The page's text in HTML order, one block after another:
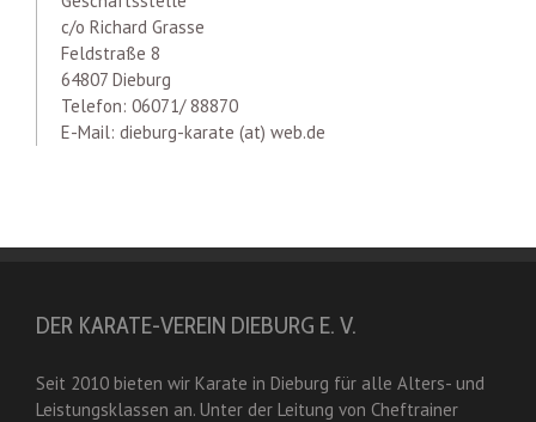
c/o Richard Grasse
Feldstraße 8
64807 Dieburg
Telefon: 06071/ 88870
E-Mail: dieburg-karate (at) web.de
DER KARATE-VEREIN DIEBURG E. V.
Seit 2010 bieten wir Karate in Dieburg für alle Alters- und
Leistungsklassen an. Unter der Leitung von Cheftrainer